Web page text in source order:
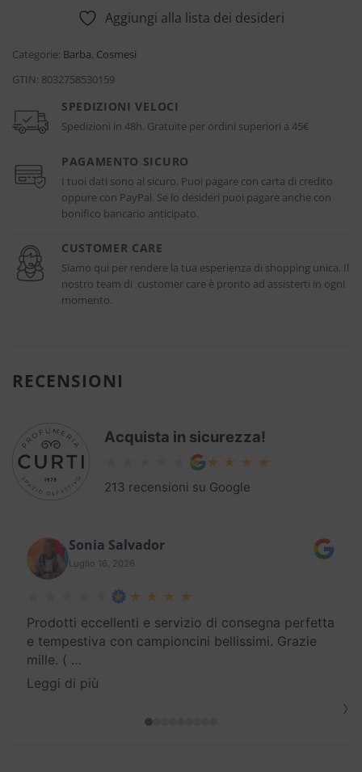
Aggiungi alla lista dei desideri
Categorie: Barba, Cosmesi
GTIN: 8032758530159
SPEDIZIONI VELOCI
Spedizioni in 48h. Gratuite per ordini superiori a 45€
PAGAMENTO SICURO
I tuoi dati sono al sicuro. Puoi pagare con carta di credito
oppure con PayPal. Se lo desideri puoi pagare anche con
bonifico bancario anticipato.
CUSTOMER CARE
Siamo qui per rendere la tua esperienza di shopping unica. Il
nostro team di customer care è pronto ad assisterti in ogni
momento.
RECENSIONI
Acquista in sicurezza!
213 recensioni su Google
Sonia Salvador
Luglio 16, 2026
Prodotti eccellenti e servizio di consegna perfetta
e tempestiva con campioncini bellissimi. Grazie
mille. ( …
Leggi di più
›